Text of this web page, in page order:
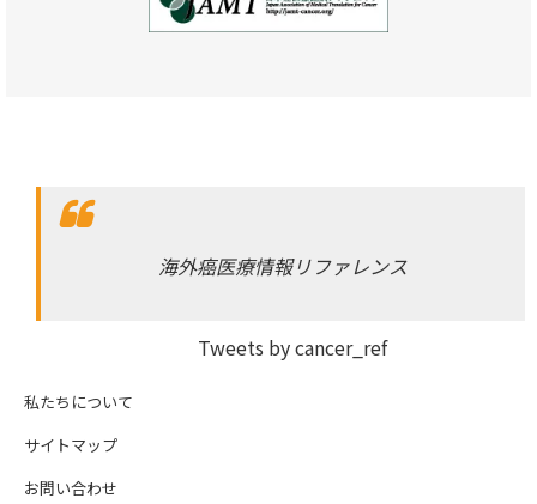
海外癌医療情報リファレンス
Tweets by cancer_ref
私たちについて
サイトマップ
お問い合わせ